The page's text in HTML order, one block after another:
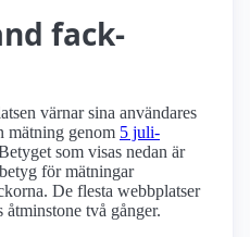
fack­
värnar sina användares
mätning genom 5 juli-
som visas nedan är
för mätningar
De flesta webbplatser
åtminstone två gånger.